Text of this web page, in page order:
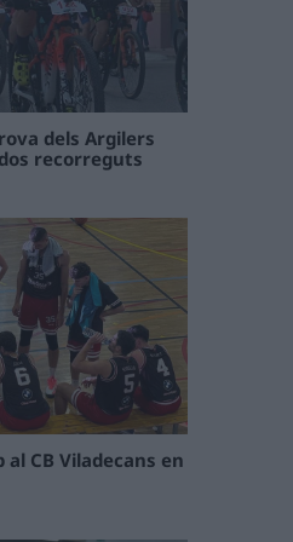
dels Argilers
recorreguts
al CB Viladecans en